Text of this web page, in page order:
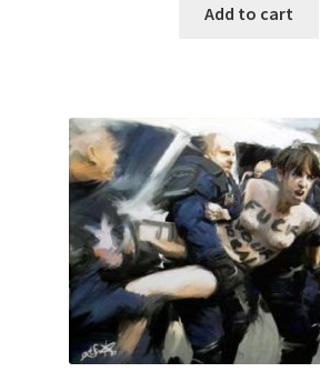
Add to cart